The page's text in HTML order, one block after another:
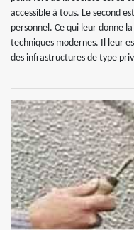
accessible à tous. Le second
personnel. Ce qui leur donne
techniques modernes. Il leur
des infrastructures de type